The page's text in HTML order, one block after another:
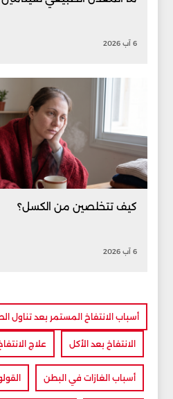
6 آب 2026
كيف تتخلصين من الكسل؟
6 آب 2026
أسباب الانتفاخ المستمر بعد تناول
الانتفاخ بعد الأكل علاج
أسباب الغازات في البطن